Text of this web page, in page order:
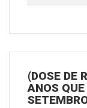
(DOSE DE
ANOS